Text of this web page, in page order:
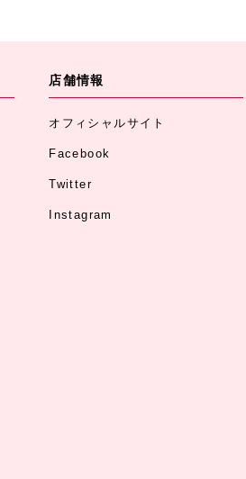
店舗情報
オフィシャルサイト
Facebook
Twitter
Instagram